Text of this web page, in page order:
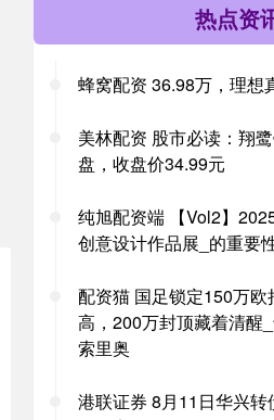
热点资
蜂窝配资 36.98万，理想
美林配资 股市必读：翔
盘，收盘价34.99元
纯旭配资端 【Vol2】
创意设计作品展_的重要
配资猫 国足锁定150万
高，200万封顶藏着清醒
索里奥
港联证券 8月11日华兴